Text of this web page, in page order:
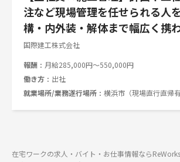
注など現場管理を任せられる人
構・内外装・解体まで幅広く携
国際建工株式会社
報酬
月給285,000円～550,000円
働き方
出社
就業場所/業務遂行場所
横浜市（現場直行直帰有
在宅ワークの求人・バイト・お仕事情報ならReWorks